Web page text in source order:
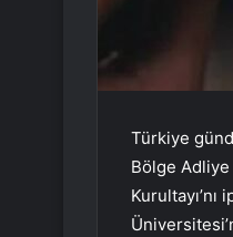
Türkiye
Bölge